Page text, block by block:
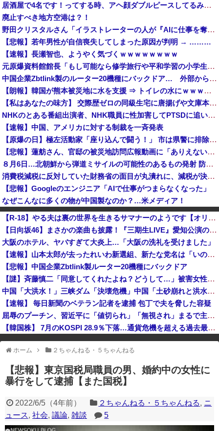
居酒屋で4名です！ってする時、アヘ顔ダブルピースしてるみたいになるの恥ずかしいんやが
廃止すべき地方空港は？！
野田クリスタルさん「イラストレーターの人が『AIに仕事を奪われる』って言ってるけど、あなた達は"仕事を奪う側"じゃない？」他
【悲報】若年男性が自信喪失してしまった原因が判明 → ………
【速報】長瀬智也、ようやく気づくｗｗｗｗｗｗｗｗ
元原爆資料館館長「もし可能なら修学旅行や平和学習の小学生に腐敗した遺体の臭いを再現し嗅がせたい」 [8/6]
中国企業Zbtlink製のルーター20機種にバックドア… 外部から完全制御のおそれ
【朗報】韓国が熊本被災地に水を支援 ⇒ トイレの水にｗｗｗｗｗｗｗ
【私はあなたの味方】 交際歴ゼロの同級生宅に唐揚げや文庫本を20回以上届けた24歳女を逮捕
NHKのとある番組出演者、NHK職員に性加害してPTSDに追い込み休職させていた・・・
【速報】中国、アメリカに対する制裁を一斉発表
【原爆の日】極左活動家「座り込んで闘う！」 市は県警に排除を要請、広島県警は「威力業務妨害行為に当たると通告」一瞬で全員排除
【悲報】蓮舫さん、官邸の被災地訪問広報動画に「ありえない！作成費用は、あなたの税金です！」と猛批判 → ネットからは巨大ブーメランを指摘する声 ...
８月6日…北朝鮮から弾道ミサイルの可能性のあるもの発射 防衛省が発表 [8/6]
消費税減税に反対していた財務省の面目が丸潰れに、減税が決まった途端に市場が動き出したが……
【悲報】Googleのエンジニア「AIで仕事がつまらなくなった」
なぜこんなに多くの物が中国製なのか？…米メディア！
【消費減税】お弁当屋、『衝撃的な発言』をしてしまう・・・・・・
【衝撃】30年続いたモスクの祭りに『異変』が起こる・・・・・
高市首、自民党内で「独裁だ」と批判され始める
【ｗ】財務省「減税反対！」 → 高市総理「ふ～ん、人事権発動ね？」 → 結果 ｗｗｗｗｗｗｗｗｗｗ
【ワロタ】トランプ大統領とホワイトハウス、ナルトに自分の顔を合成して投稿 日本政府が苦言「公的機関であっても許諾が必要」
【R-18】やる夫は裏の世界を生きるサマナーのようです【オリジナルメガテン】 第１話 デビルサマナーやる夫
【日向坂46】まさかの楽曲も披露！『三期生LIVE』愛知公演のレポがこちら
大阪のホテル、ヤバすぎて大炎上…「大阪の洗礼を受けました」
【速報】山本太郎が去ったれいわ新選組、新たな党名は「いのちの党」 略称「いのち」
【悲報】中国企業Zbtlink製ルーター20機種にバックドア
【謎】斉藤慎二「同意してくれたよね？どうして…」被害女性「彼は言葉が通じないモンスター」
中国「大洪水！」三峡ダム「決壊危機」中国「土砂崩れと洪水被害の対策強化！」中国政府「三峡ダム周辺を重点強化」中国ダム「決壊」中国「現場封鎖！（空撮削除」→
【速報】 毎日新聞のベテラン記者を逮捕 包丁で夫を脅した容疑
屈辱のプーチン、習近平に「値切られ」「無視され」まるで主従関係…ロシアが中国の属国になりつつある！
【韓国株】 7月のKOSPI 28.9％下落…通貨危機を超える過去最大の下げ幅
※アドブロック等の広告非表示プラグインやアドオンを利用している場合、
一部のコンテンツが表示されなくなったり、サイト全体のレイアウトが崩れ
たりする場合があります。
ホーム ２ちゃんねる・５ちゃんねる
【悲報】東京国税局職員の男、婚約中の女性に
暴行をして逮捕【また国税】
2022/6/5（4年前） ２ちゃんねる・５ちゃんねる, ニ
ュース, 社会, 議論, 雑談 5